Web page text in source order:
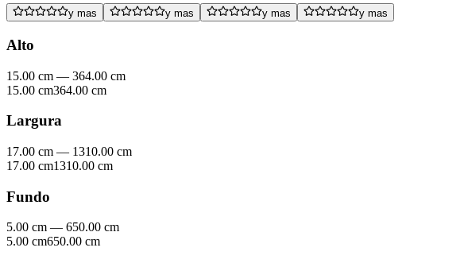
y mas y mas y mas y mas
Alto
15.00 cm — 364.00 cm
15.00 cm364.00 cm
Largura
17.00 cm — 1310.00 cm
17.00 cm1310.00 cm
Fundo
5.00 cm — 650.00 cm
5.00 cm650.00 cm